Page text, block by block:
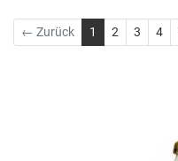
← Zurück 1 2 3 4